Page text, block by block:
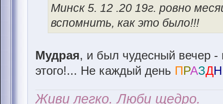
Минск 5. 12 .20 19г. ровно
вспомнить, как это было!!!
Мудрая, и был чудесный вечер -
этого!... Не каждый день ПРАЗДН
Живи легко. Люби щедро.